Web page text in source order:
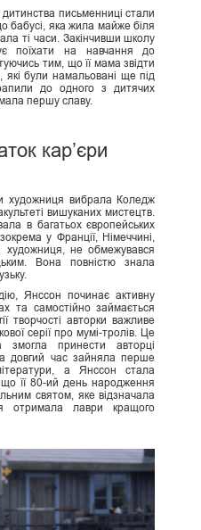
письменниці стали
бабусі, яка жила майже біля
ті часи. Закінчивши школу
поїхати на навчання до
тим, що її мама звідти
були намальовані ще під
до одного з дитячих
першу славу.
кар’єри
художниця вибрала Коледж
вишуканих мистецтв.
в багатьох європейських
у Франції, Німеччині,
художниця, не обмежувався
Вона повністю знала
Янссон починає активну
та самостійно займається
творчості авторки важливе
серії про мумі-тролів. Це
змогла принести авторці
довгий час зайняла перше
а Янссон стала
її 80-ий день народження
святом, яке відзначала
отримала лаври кращого